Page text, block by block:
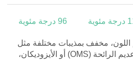
96 درجة مئوية
مخفف بمذيبات مختلفة مثل
البنزين أو الزيت المعدني عديم الرائحة (OMS) أو الأيزوديكان،